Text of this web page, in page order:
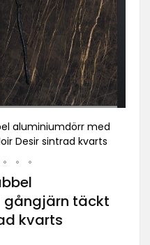
aluminiumdörr med
Desir sintrad kvarts
gångjärn täckt
kvarts